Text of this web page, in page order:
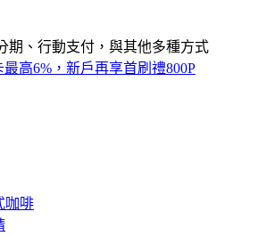
期、行動支付，與其他多種方式
最高6%，新戶再享首刷禮800P
咖啡